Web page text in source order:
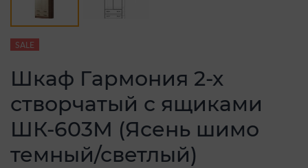
SALE
Шкаф Гармония 2-х
створчатый с ящиками
ШК-603М (Ясень шимо
темный/светлый)